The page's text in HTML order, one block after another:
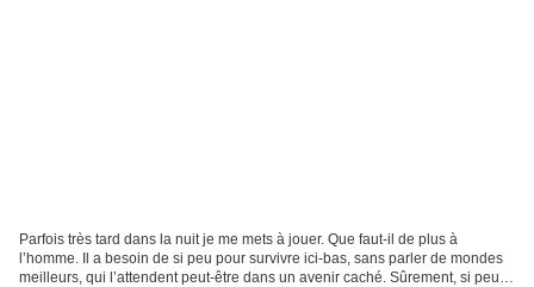
Parfois très tard dans la nuit je me mets à jouer. Que faut-il de plus à
l’homme. Il a besoin de si peu pour survivre ici-bas, sans parler de mondes
meilleurs, qui l’attendent peut-être dans un avenir caché. Sûrement, si peu.